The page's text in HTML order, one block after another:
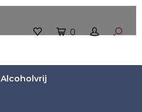
0
Alcoholvrij